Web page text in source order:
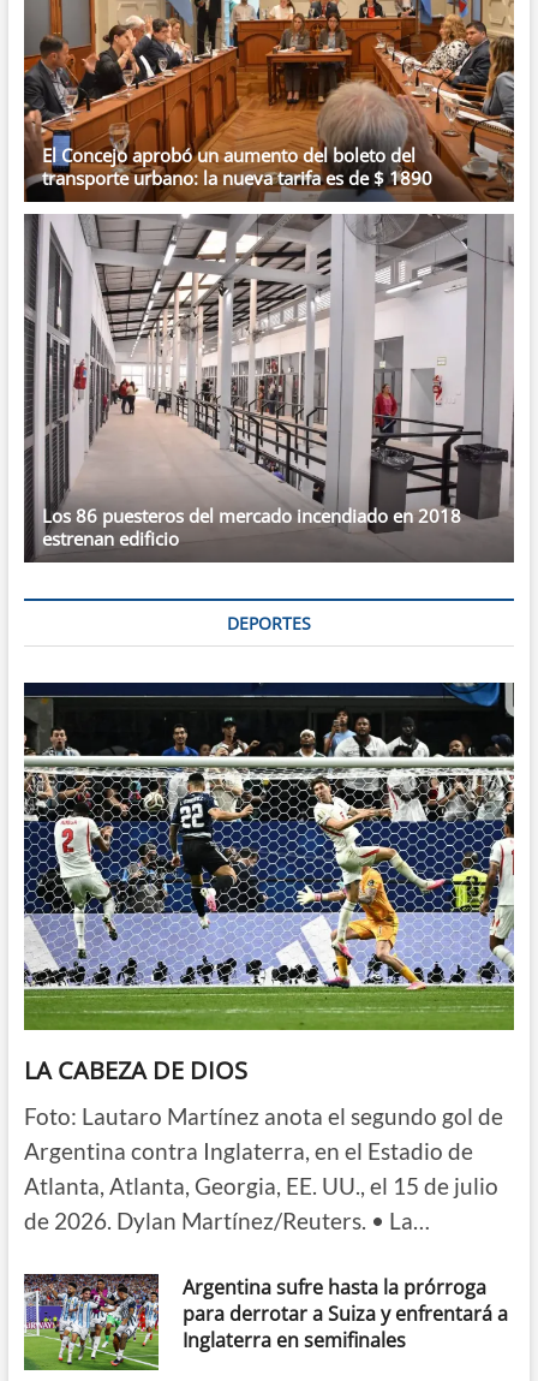
El Concejo aprobó un aumento del boleto del
transporte urbano: la nueva tarifa es de $ 1890
Los 86 puesteros del mercado incendiado en 2018
estrenan edificio
DEPORTES
LA CABEZA DE DIOS
Foto: Lautaro Martínez anota el segundo gol de
Argentina contra Inglaterra, en el Estadio de
Atlanta, Atlanta, Georgia, EE. UU., el 15 de julio
de 2026. Dylan Martínez/Reuters. • La…
Argentina sufre hasta la prórroga
para derrotar a Suiza y enfrentará a
Inglaterra en semifinales